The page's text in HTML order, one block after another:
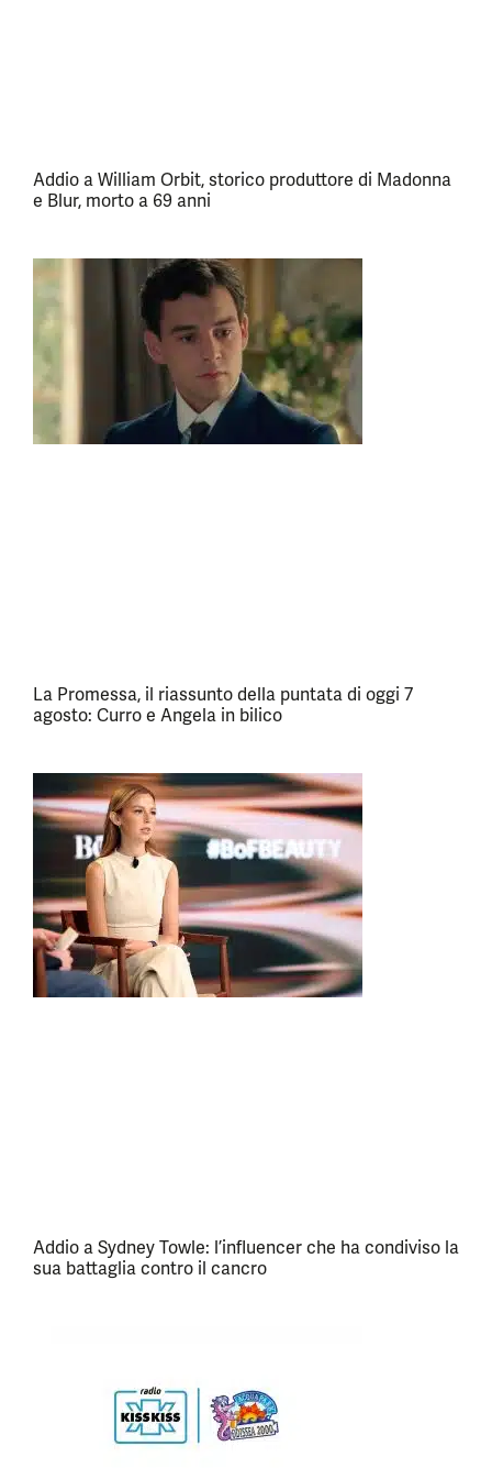
Addio a William Orbit, storico produttore di Madonna
e Blur, morto a 69 anni
La Promessa, il riassunto della puntata di oggi 7
agosto: Curro e Angela in bilico
Addio a Sydney Towle: l’influencer che ha condiviso la
sua battaglia contro il cancro